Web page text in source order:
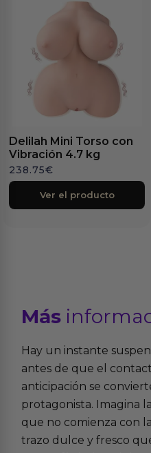
Delilah Mini Torso con
Vibración 4.7 kg
238.75€
Ver el producto
Más
Hay un instante
antes de que el
anticipación se
protagonista. Imagina
que no comienza con
trazo dulce y fresco